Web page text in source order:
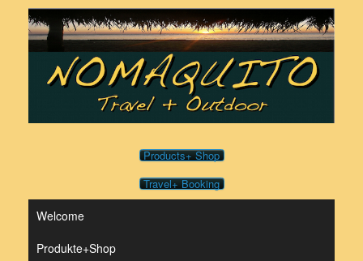
content
Products+ Shop
Travel+ Booking
Welcome
Produkte+Shop